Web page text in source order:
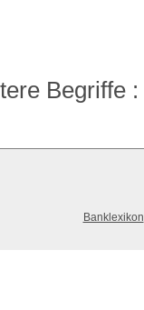
Begriffe :
Banklexikon